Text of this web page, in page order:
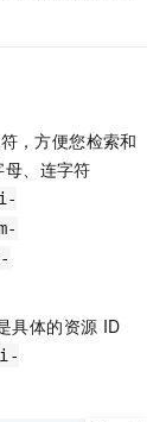
，方便您检索和
、连字符
i-
具体的资源 ID
i-